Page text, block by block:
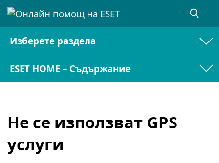
Изберете раздела
ESET HOME – Съдържание
Не се използват GPS
услуги